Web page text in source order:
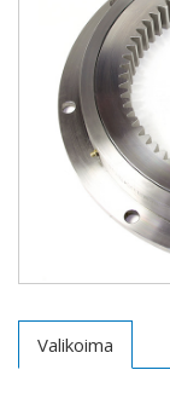
Valikoima